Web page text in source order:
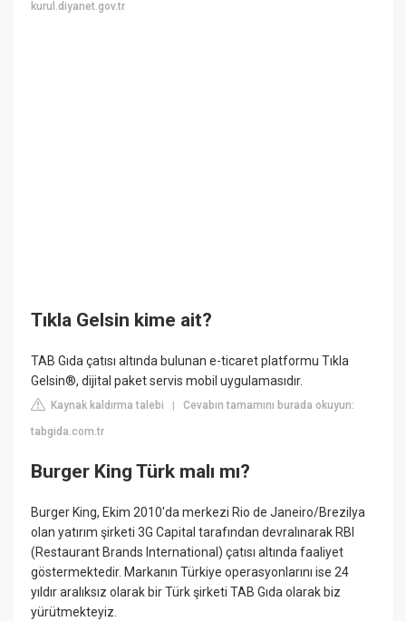
kurul.diyanet.gov.tr
Tıkla Gelsin kime ait?
TAB Gıda çatısı altında bulunan e-ticaret platformu Tıkla
Gelsin®, dijital paket servis mobil uygulamasıdır.
Kaynak kaldırma talebi |Cevabın tamamını burada okuyun:
tabgida.com.tr
Burger King Türk malı mı?
Burger King, Ekim 2010'da merkezi Rio de Janeiro/Brezilya
olan yatırım şirketi 3G Capital tarafından devralınarak RBI
(Restaurant Brands International) çatısı altında faaliyet
göstermektedir. Markanın Türkiye operasyonlarını ise 24
yıldır aralıksız olarak bir Türk şirketi TAB Gıda olarak biz
yürütmekteyiz.